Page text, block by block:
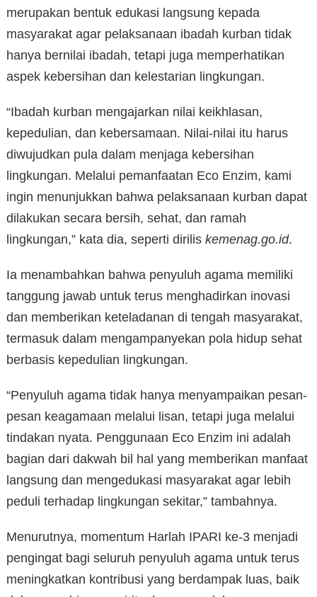
merupakan bentuk edukasi langsung kepada
masyarakat agar pelaksanaan ibadah kurban tidak
hanya bernilai ibadah, tetapi juga memperhatikan
aspek kebersihan dan kelestarian lingkungan.
“Ibadah kurban mengajarkan nilai keikhlasan,
kepedulian, dan kebersamaan. Nilai-nilai itu harus
diwujudkan pula dalam menjaga kebersihan
lingkungan. Melalui pemanfaatan Eco Enzim, kami
ingin menunjukkan bahwa pelaksanaan kurban dapat
dilakukan secara bersih, sehat, dan ramah
lingkungan,” kata dia, seperti dirilis kemenag.go.id.
Ia menambahkan bahwa penyuluh agama memiliki
tanggung jawab untuk terus menghadirkan inovasi
dan memberikan keteladanan di tengah masyarakat,
termasuk dalam mengampanyekan pola hidup sehat
berbasis kepedulian lingkungan.
“Penyuluh agama tidak hanya menyampaikan pesan-
pesan keagamaan melalui lisan, tetapi juga melalui
tindakan nyata. Penggunaan Eco Enzim ini adalah
bagian dari dakwah bil hal yang memberikan manfaat
langsung dan mengedukasi masyarakat agar lebih
peduli terhadap lingkungan sekitar,” tambahnya.
Menurutnya, momentum Harlah IPARI ke-3 menjadi
pengingat bagi seluruh penyuluh agama untuk terus
meningkatkan kontribusi yang berdampak luas, baik